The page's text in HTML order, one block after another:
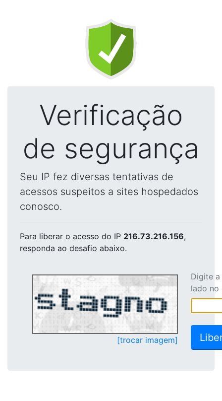
Verificação
de segurança
Seu IP fez diversas tentativas de
acessos suspeitos a sites hospedados
conosco.
Para liberar o acesso do IP 216.73.216.156,
responda ao desafio abaixo.
[trocar imagem]
Digite
lado no